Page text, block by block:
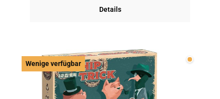
Details
Wenige verfügbar Wenige